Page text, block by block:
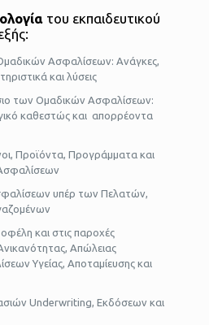
του εκπαιδευτικού
Ασφαλίσεων: Ανάγκες,
και λύσεις
των Ομαδικών Ασφαλίσεων:
καθεστώς και απορρέοντα
Προϊόντα, Προγράμματα και
υπέρ των Πελατών,
και στις παροχές
Απώλειας
Υγείας, Αποταμίευσης και
Underwriting, Εκδόσεων και